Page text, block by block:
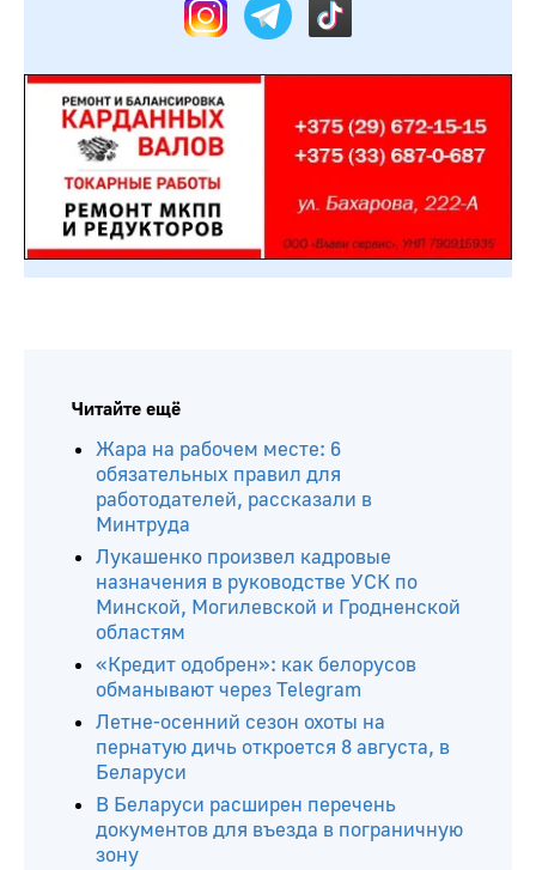
Читайте ещё
Жара на рабочем месте: 6
обязательных правил для
работодателей, рассказали в
Минтруда
Лукашенко произвел кадровые
назначения в руководстве УСК по
Минской, Могилевской и Гродненской
областям
«Кредит одобрен»: как белорусов
обманывают через Telegram
Летне-осенний сезон охоты на
пернатую дичь откроется 8 августа, в
Беларуси
В Беларуси расширен перечень
документов для въезда в пограничную
зону